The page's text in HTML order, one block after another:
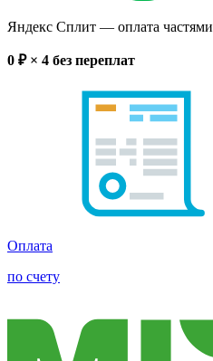
Яндекс Сплит — оплата частями
0 ₽ × 4 без переплат
Оплата
по счету